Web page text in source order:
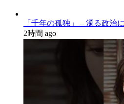
「千年の孤独」 – 濁る政治
2時間 ago